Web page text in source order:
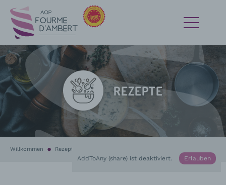
REZEPTE
Willkommen Rezepte
AddToAny (share) ist deaktiviert. Erlauben